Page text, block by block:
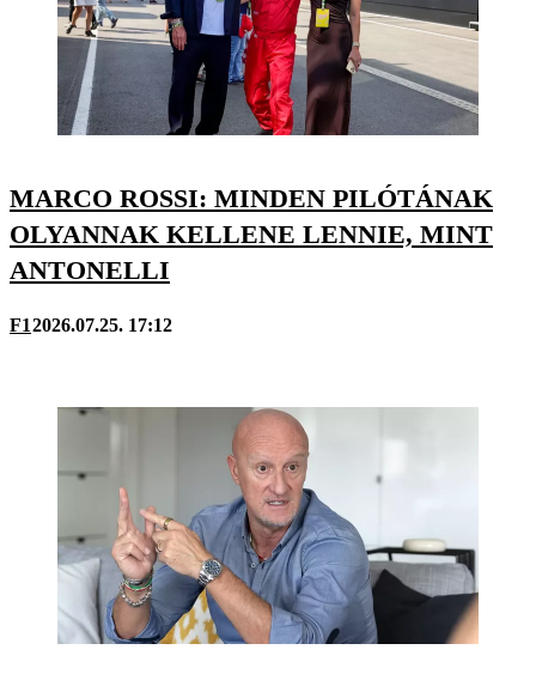
MARCO ROSSI: MINDEN PILÓTÁNAK
OLYANNAK KELLENE LENNIE, MINT
ANTONELLI
F12026.07.25. 17:12